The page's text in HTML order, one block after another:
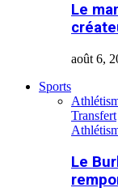
Le
août 6,
Sports
Transfert
Le